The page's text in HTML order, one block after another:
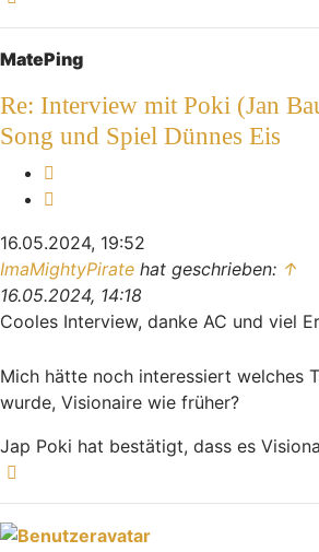
MatePing
Re: Interview mit Poki (Jan
Song und Spiel Dünnes Eis
16.05.2024, 19:52
ImaMightyPirate hat geschrieben: ↑
16.05.2024, 14:18
Cooles Interview, danke AC und viel
Mich hätte noch interessiert welches
wurde, Visionaire wie früher?
Jap Poki hat bestätigt, dass es